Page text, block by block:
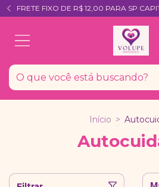
FRETE FIXO DE R$ 12,00 PARA SP
Início >